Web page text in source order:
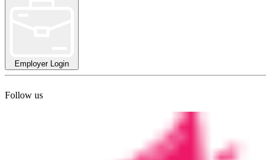
Employer Login
Follow us